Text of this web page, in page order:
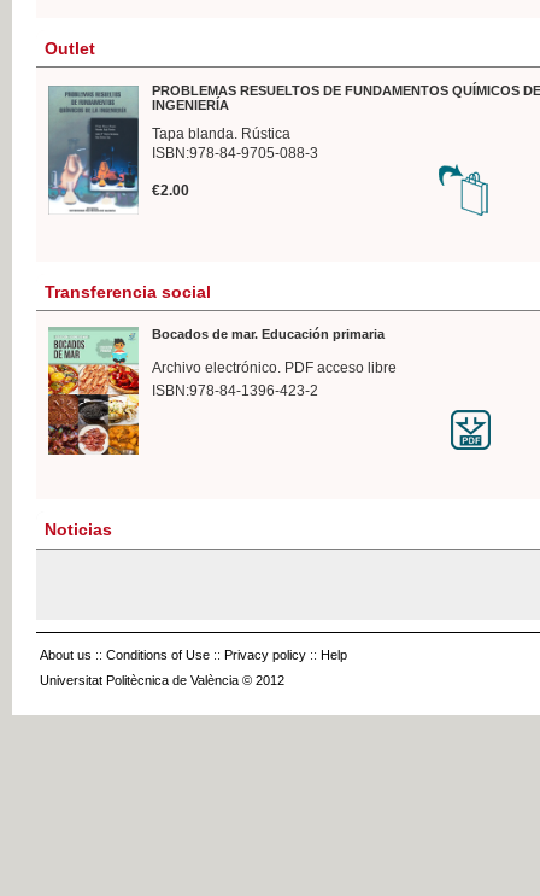
Outlet
PROBLEMAS RESUELTOS DE FUNDAMENTOS QUÍMICOS
INGENIERÍA
Tapa blanda. Rústica
ISBN:978-84-9705-088-3
€2.00
Transferencia social
Bocados de mar. Educación primaria
Archivo electrónico. PDF acceso libre
ISBN:978-84-1396-423-2
Noticias
About us :: Conditions of Use :: Privacy policy :: Help
Universitat Politècnica de València © 2012